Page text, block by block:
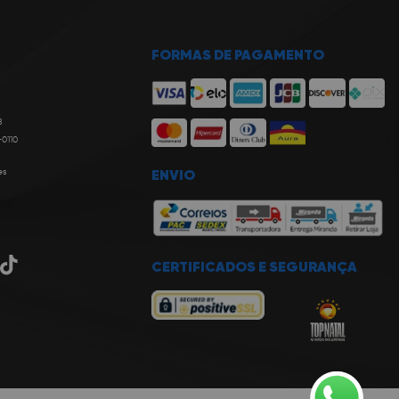
FORMAS DE PAGAMENTO
ENVIO
CERTIFICADOS E SEGURANÇA